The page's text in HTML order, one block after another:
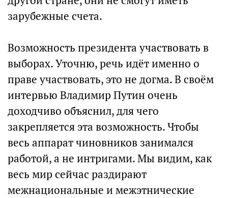
зарубежные счета.
Возможность президента участвовать в
выборах. Уточню, речь идёт именно о
праве участвовать, это не догма. В своём
интервью Владимир Путин очень
доходчиво объяснил, для чего
закрепляется эта возможность. Чтобы
весь аппарат чиновников занимался
работой, а не интригами. Мы видим, как
весь мир сейчас раздирают
межнациональные и межэтнические